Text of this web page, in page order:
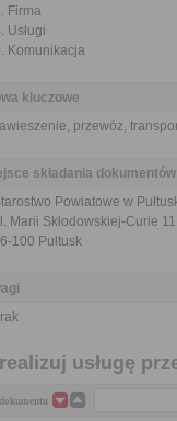
Firma
Usługi
Komunikacja
kluczowe
przewóz,
składania dokumentów
Powiatowe w
Marii Skłodowskiej-Curie 11
100 Pułtusk
usługę